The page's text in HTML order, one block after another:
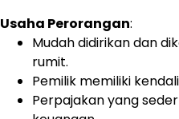
Usaha Perorangan:
Mudah didirikan dan
rumit.
Pemilik memiliki
Perpajakan yang